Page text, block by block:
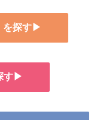
を探す▶
す▶